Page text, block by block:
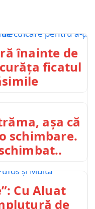
înainte de
ficatul
așa că
schimbare.
Cu Aluat
de